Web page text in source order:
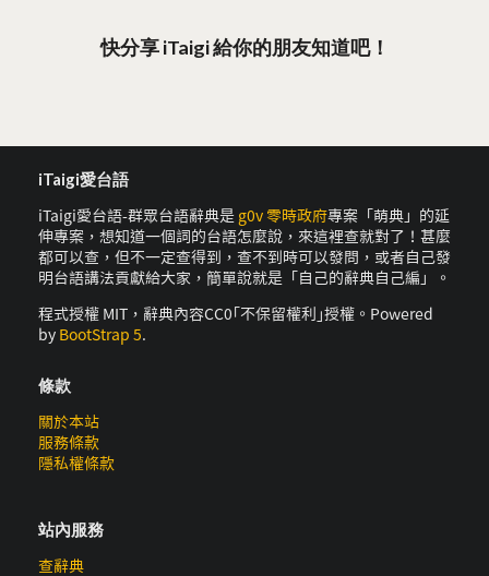
快分享 iTaigi 給你的朋友知道吧！
iTaigi愛台語
iTaigi愛台語-群眾台語辭典是 g0v 零時政府專案「萌典」的延
伸專案，想知道一個詞的台語怎麼說，來這裡查就對了！甚麼
都可以查，但不一定查得到，查不到時可以發問，或者自己發
明台語講法貢獻給大家，簡單說就是「自己的辭典自己編」。
程式授權 MIT，辭典內容CC0｢不保留權利｣授權。Powered
by BootStrap 5.
條款
關於本站
服務條款
隱私權條款
站內服務
查辭典